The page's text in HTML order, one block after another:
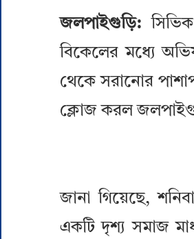
জলপাইগুড়ি:
বিকেলের মধ্যে
থেকে সরানোর
ক্লোজ করল
জানা গিয়েছে,
একটি দৃশ্য সমাজ